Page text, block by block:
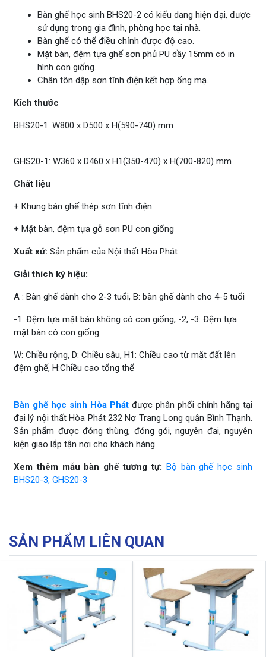
Bàn ghế học sinh BHS20-2 có kiểu dang hiện đại, được
sử dụng trong gia đình, phòng học tại nhà.
Bàn ghế có thể điều chỉnh được độ cao.
Mặt bàn, đệm tựa ghế sơn phủ PU dầy 15mm có in
hình con giống.
Chân tôn dập sơn tĩnh điện kết hợp ống mạ.
Kích thước
BHS20-1: W800 x D500 x H(590-740) mm
GHS20-1: W360 x D460 x H1(350-470) x H(700-820) mm
Chất liệu
+ Khung bàn ghế thép sơn tĩnh điện
+ Mặt bàn, đệm tựa gỗ sơn PU con giống
Xuất xứ: Sản phẩm của Nội thất Hòa Phát
Giải thích ký hiệu:
A : Bàn ghế dành cho 2-3 tuổi, B: bàn ghế dành cho 4-5 tuổi
-1: Đệm tựa mặt bàn không có con giống, -2, -3: Đệm tựa
mặt bàn có con giống
W: Chiều rộng, D: Chiều sâu, H1: Chiều cao từ mặt đất lên
đệm ghế, H:Chiều cao tổng thể
Bàn ghế học sinh Hòa Phát được phân phối chính hãng tại
đại lý nội thất Hòa Phát 232 Nơ Trang Long quận Bình Thạnh.
Sản phẩm được đóng thùng, đóng gói, nguyên đai, nguyên
kiện giao lắp tận nơi cho khách hàng.
Xem thêm mẫu bàn ghế tương tự: Bộ bàn ghế học sinh
BHS20-3, GHS20-3
SẢN PHẨM LIÊN QUAN